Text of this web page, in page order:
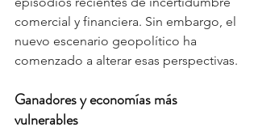
comercial y financiera. Sin embargo, el
nuevo escenario geopolítico ha
comenzado a alterar esas perspectivas.
Ganadores y economías más
vulnerables